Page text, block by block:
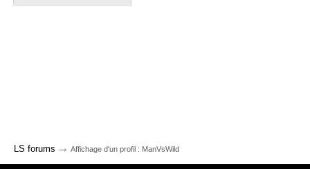
LS forums → Affichage d'un profil : ManVsWild